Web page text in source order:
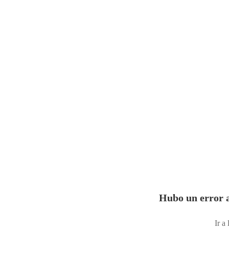
Hubo un error
Ir a